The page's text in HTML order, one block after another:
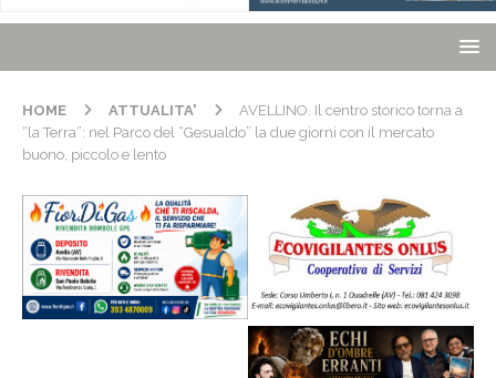
HOME ATTUALITA'
AVELLINO. Il centro storico torna a
“la Terra”: nel Parco del “Gesualdo” la due giorni con il mercato
buono, piccolo e lento